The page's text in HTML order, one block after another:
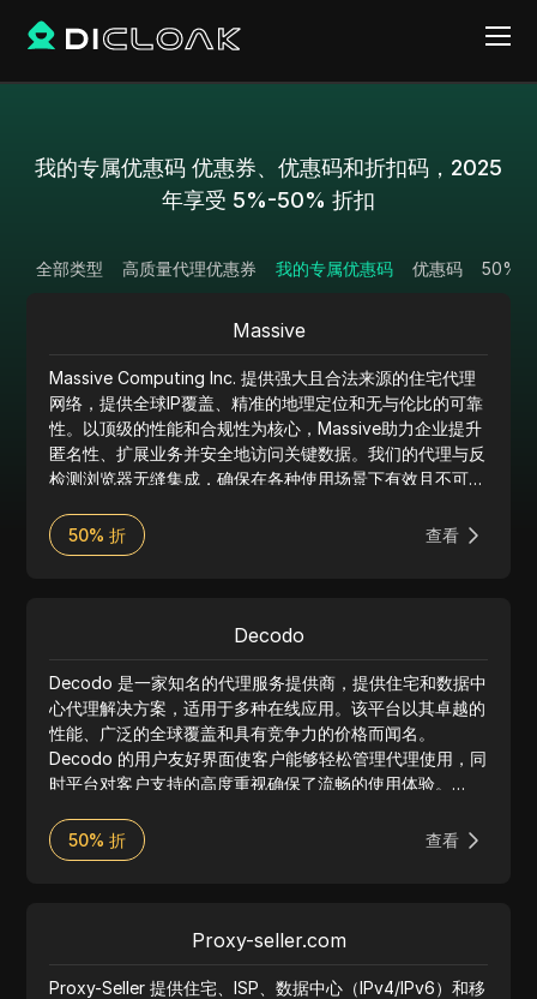
我的专属优惠码 优惠券、优惠码和折扣码，2025
年享受 5%-50% 折扣
全部类型 高质量代理优惠券 我的专属优惠码 优惠码 50%
Massive
Massive Computing Inc. 提供强大且合法来源的住宅代理
网络，提供全球IP覆盖、精准的地理定位和无与伦比的可靠
性。以顶级的性能和合规性为核心，Massive助力企业提升
匿名性、扩展业务并安全地访问关键数据。我们的代理与反
检测浏览器无缝集成，确保在各种使用场景下有效且不可检
50% 折
查看
Decodo
Decodo 是一家知名的代理服务提供商，提供住宅和数据中
心代理解决方案，适用于多种在线应用。该平台以其卓越的
性能、广泛的全球覆盖和具有竞争力的价格而闻名。
Decodo 的用户友好界面使客户能够轻松管理代理使用，同
时平台对客户支持的高度重视确保了流畅的使用体验。
动，提供可靠且高效的代理服务，以满足各种需求。
50% 折 查看
Proxy-seller.com
Proxy-Seller 提供住宅、ISP、数据中心（IPv4/IPv6）和移